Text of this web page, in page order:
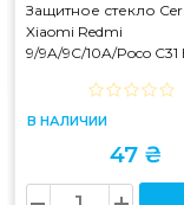
Защитное стекло
Xiaomi Redmi
9/9A/9C/10A/Poco C31
В НАЛИЧИИ
47 ₴